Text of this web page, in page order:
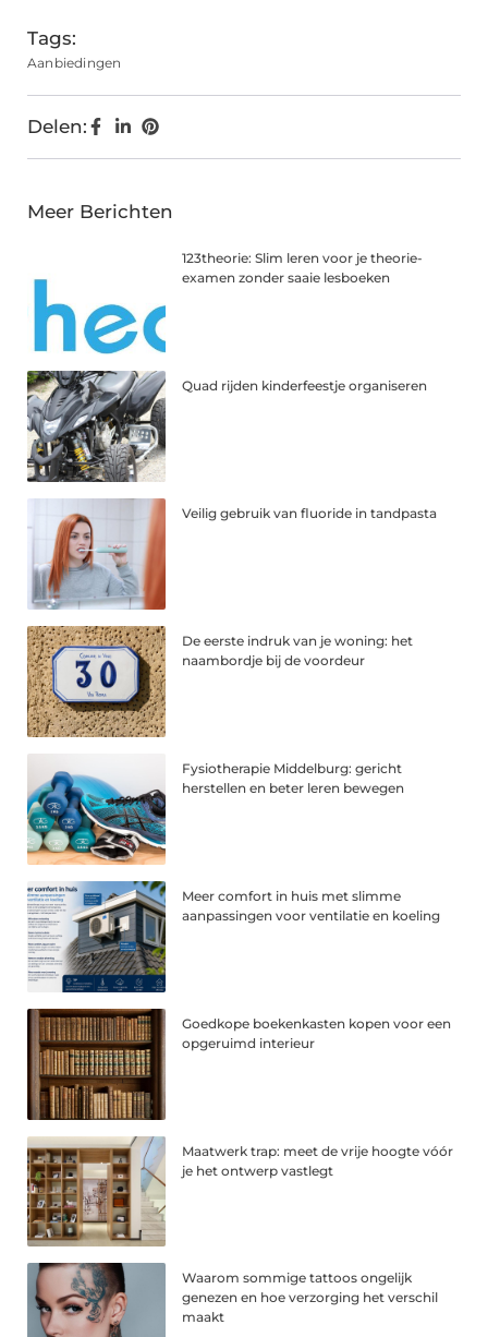
Tags:
Aanbiedingen
Delen:
Meer Berichten
123theorie: Slim leren voor je theorie-
examen zonder saaie lesboeken
Quad rijden kinderfeestje organiseren
Veilig gebruik van fluoride in tandpasta
De eerste indruk van je woning: het
naambordje bij de voordeur
Fysiotherapie Middelburg: gericht
herstellen en beter leren bewegen
Meer comfort in huis met slimme
aanpassingen voor ventilatie en koeling
Goedkope boekenkasten kopen voor een
opgeruimd interieur
Maatwerk trap: meet de vrije hoogte vóór
je het ontwerp vastlegt
Waarom sommige tattoos ongelijk
genezen en hoe verzorging het verschil
maakt